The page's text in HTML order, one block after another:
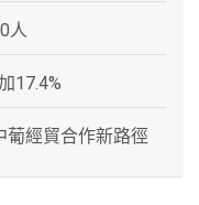
人
17.4%
葡經貿合作新路徑